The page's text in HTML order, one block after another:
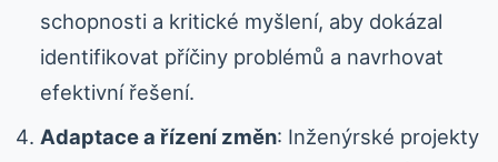
schopnosti a kritické myšlení, aby dokázal
identifikovat příčiny problémů a navrhovat
efektivní řešení.
Adaptace a řízení změn: Inženýrské projekty